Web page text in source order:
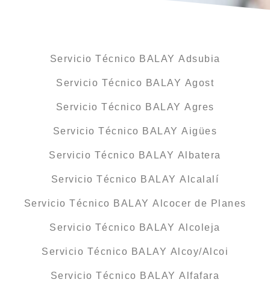
Servicio Técnico BALAY Adsubia
Servicio Técnico BALAY Agost
Servicio Técnico BALAY Agres
Servicio Técnico BALAY Aigües
Servicio Técnico BALAY Albatera
Servicio Técnico BALAY Alcalalí
Servicio Técnico BALAY Alcocer de Planes
Servicio Técnico BALAY Alcoleja
Servicio Técnico BALAY Alcoy/Alcoi
Servicio Técnico BALAY Alfafara